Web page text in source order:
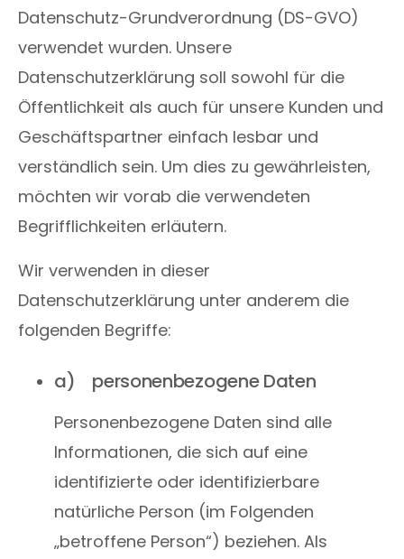
Datenschutz-Grundverordnung (DS-GVO)
verwendet wurden. Unsere
Datenschutzerklärung soll sowohl für die
Öffentlichkeit als auch für unsere Kunden und
Geschäftspartner einfach lesbar und
verständlich sein. Um dies zu gewährleisten,
möchten wir vorab die verwendeten
Begrifflichkeiten erläutern.
Wir verwenden in dieser
Datenschutzerklärung unter anderem die
folgenden Begriffe:
a) personenbezogene Daten
Personenbezogene Daten sind alle
Informationen, die sich auf eine
identifizierte oder identifizierbare
natürliche Person (im Folgenden
„betroffene Person“) beziehen. Als